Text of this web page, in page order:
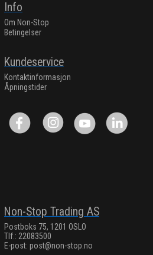
Info
Om Non-Stop
Betingelser
Kundeservice
Kontaktinformasjon
Åpningstider
Non-Stop Trading AS
Postboks 75, 1201 OSLO
Tlf.: 22083500
E-post: post@non-stop.no